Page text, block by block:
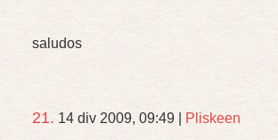
saludos
21. 14 div 2009, 09:49 Pliskeen